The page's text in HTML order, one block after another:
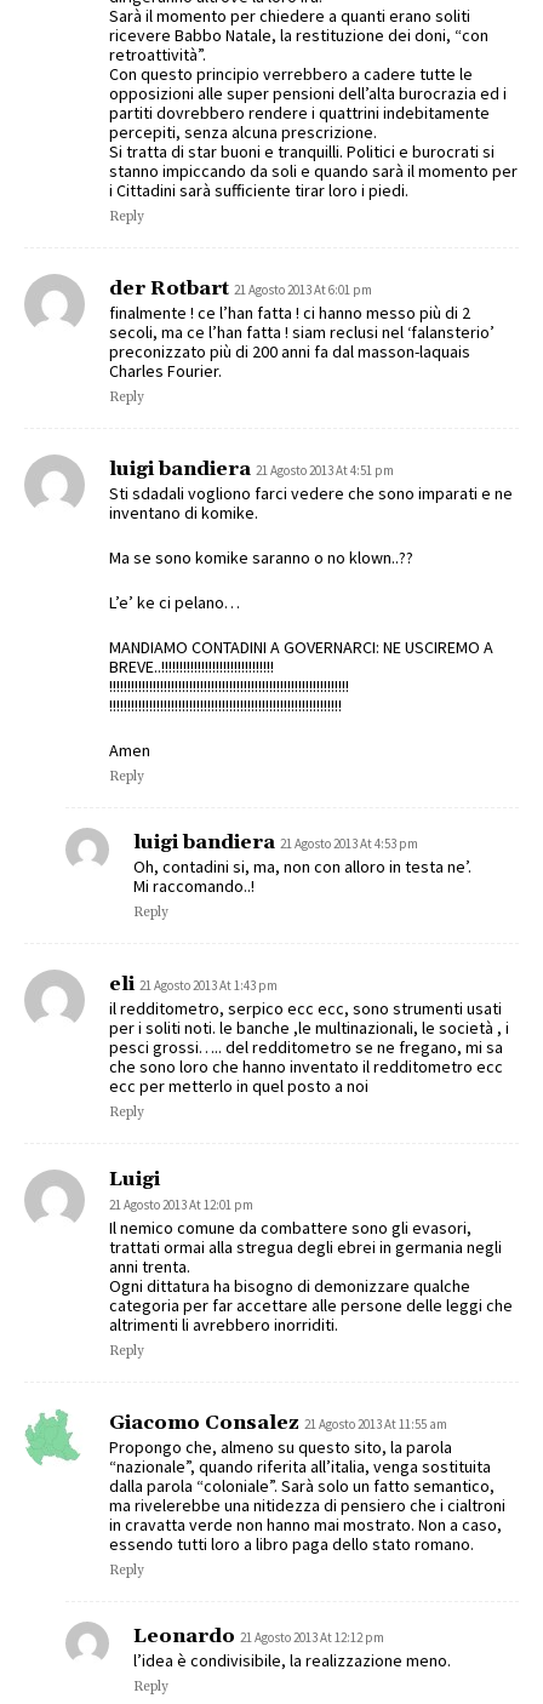
Sarà il momento per chiedere a quanti erano soliti
ricevere Babbo Natale, la restituzione dei doni, “con
retroattività”.
Con questo principio verrebbero a cadere tutte le
opposizioni alle super pensioni dell’alta burocrazia ed i
partiti dovrebbero rendere i quattrini indebitamente
percepiti, senza alcuna prescrizione.
Si tratta di star buoni e tranquilli. Politici e burocrati si
stanno impiccando da soli e quando sarà il momento per
i Cittadini sarà sufficiente tirar loro i piedi.
Reply
der Rotbart 21 Agosto 2013 At 6:01 pm
finalmente ! ce l’han fatta ! ci hanno messo più di 2
secoli, ma ce l’han fatta ! siam reclusi nel ‘falansterio’
preconizzato più di 200 anni fa dal masson-laquais
Charles Fourier.
Reply
luigi bandiera 21 Agosto 2013 At 4:51 pm
Sti sdadali vogliono farci vedere che sono imparati e ne
inventano di komike.
Ma se sono komike saranno o no klown..??
L’e’ ke ci pelano…
MANDIAMO CONTADINI A GOVERNARCI: NE USCIREMO A
BREVE..!!!!!!!!!!!!!!!!!!!!!!!!!!!!!!!
!!!!!!!!!!!!!!!!!!!!!!!!!!!!!!!!!!!!!!!!!!!!!!!!!!!!!!!!!!!!!!!!!!
!!!!!!!!!!!!!!!!!!!!!!!!!!!!!!!!!!!!!!!!!!!!!!!!!!!!!!!!!!!!!!!!
Amen
Reply
luigi bandiera 21 Agosto 2013 At 4:53 pm
Oh, contadini si, ma, non con alloro in testa ne’.
Mi raccomando..!
Reply
eli 21 Agosto 2013 At 1:43 pm
il redditometro, serpico ecc ecc, sono strumenti usati
per i soliti noti. le banche ,le multinazionali, le società , i
pesci grossi….. del redditometro se ne fregano, mi sa
che sono loro che hanno inventato il redditometro ecc
ecc per metterlo in quel posto a noi
Reply
Luigi
21 Agosto 2013 At 12:01 pm
Il nemico comune da combattere sono gli evasori,
trattati ormai alla stregua degli ebrei in germania negli
anni trenta.
Ogni dittatura ha bisogno di demonizzare qualche
categoria per far accettare alle persone delle leggi che
altrimenti li avrebbero inorriditi.
Reply
Giacomo Consalez 21 Agosto 2013 At 11:55 am
Propongo che, almeno su questo sito, la parola
“nazionale”, quando riferita all’italia, venga sostituita
dalla parola “coloniale”. Sarà solo un fatto semantico,
ma rivelerebbe una nitidezza di pensiero che i cialtroni
in cravatta verde non hanno mai mostrato. Non a caso,
essendo tutti loro a libro paga dello stato romano.
Reply
Leonardo 21 Agosto 2013 At 12:12 pm
l’idea è condivisibile, la realizzazione meno.
Reply